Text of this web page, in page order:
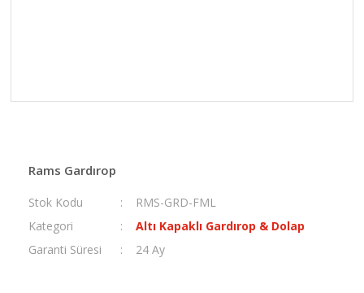
Rams Gardırop
Stok Kodu
RMS-GRD-FML
Kategori
Altı Kapaklı Gardırop & Dolap
Garanti Süresi
24 Ay